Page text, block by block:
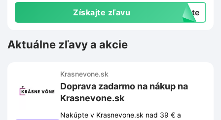
Získajte zľavu exte
Aktuálne zľavy a akcie
Krasnevone.sk
Doprava zadarmo na nákup na
Krasnevone.sk
Nakúpte v Krasnevone.sk nad 39 € a